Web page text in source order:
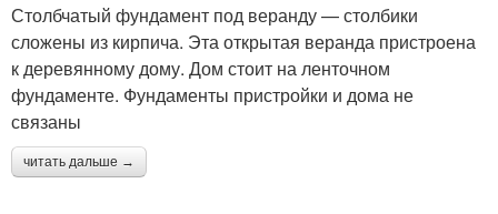
Столбчатый фундамент под веранду — столбики
сложены из кирпича. Эта открытая веранда пристроена
к деревянному дому. Дом стоит на ленточном
фундаменте. Фундаменты пристройки и дома не
связаны
читать дальше →